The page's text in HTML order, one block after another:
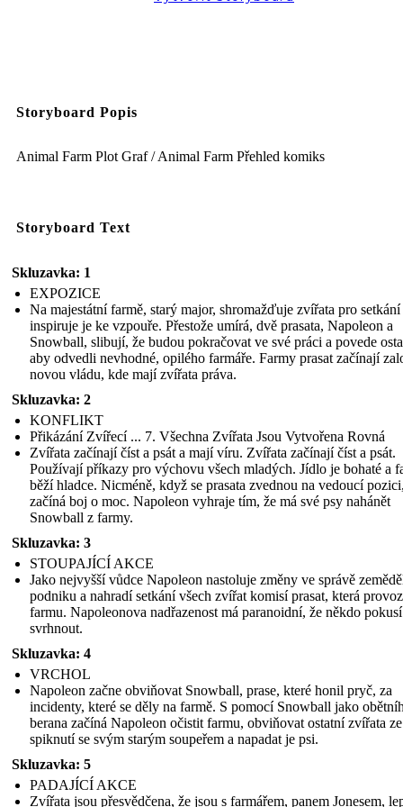
Storyboard Popis
Animal Farm Plot Graf / Animal Farm Přehled komiks
Storyboard Text
Skluzavka: 1
EXPOZICE
Na majestátní farmě, starý major, shromažďuje zvířata pro setkání
inspiruje je ke vzpouře. Přestože umírá, dvě prasata, Napoleon a
Snowball, slibují, že budou pokračovat ve své práci a povede
aby odvedli nevhodné, opilého farmáře. Farmy prasat začínají
novou vládu, kde mají zvířata práva.
Skluzavka: 2
KONFLIKT
Přikázání Zvířecí ... 7. Všechna Zvířata Jsou Vytvořena Rovná
Zvířata začínají číst a psát a mají víru. Zvířata začínají číst a psát.
Používají příkazy pro výchovu všech mladých. Jídlo je bohaté a
běží hladce. Nicméně, když se prasata zvednou na vedoucí
začíná boj o moc. Napoleon vyhraje tím, že má své psy nahánět
Snowball z farmy.
Skluzavka: 3
STOUPAJÍCÍ AKCE
Jako nejvyšší vůdce Napoleon nastoluje změny ve správě
podniku a nahradí setkání všech zvířat komisí prasat, která
farmu. Napoleonova nadřazenost má paranoidní, že někdo
svrhnout.
Skluzavka: 4
VRCHOL
Napoleon začne obviňovat Snowball, prase, které honil pryč, za
incidenty, které se děly na farmě. S pomocí Snowball jako
berana začíná Napoleon očistit farmu, obviňovat ostatní zvířata ze
spiknutí se svým starým soupeřem a napadat je psi.
Skluzavka: 5
PADAJÍCÍ AKCE
Zvířata jsou přesvědčena, že jsou s farmářem, panem Jonesem,